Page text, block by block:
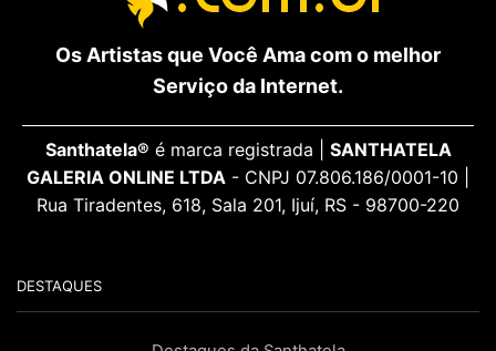
Os Artistas que Você Ama com o melhor
Serviço da Internet.
Santhatela® é marca registrada | SANTHATELA
GALERIA ONLINE LTDA - CNPJ 07.806.186/0001-10 |
Rua Tiradentes, 618, Sala 201, Ijuí, RS - 98700-220
DESTAQUES